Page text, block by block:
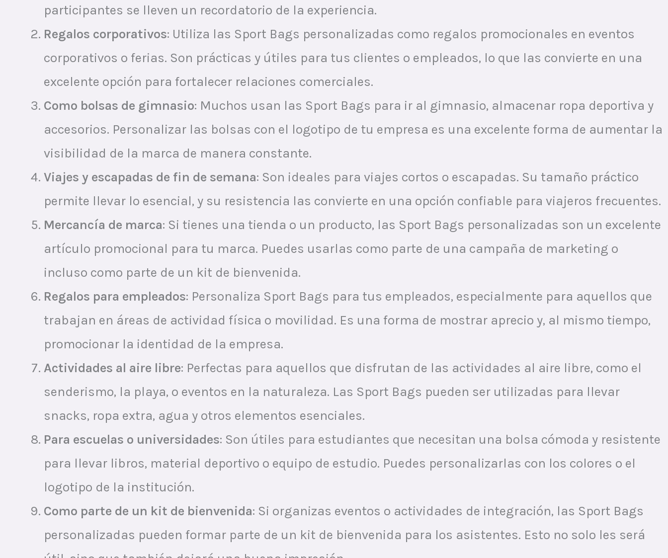
participantes se lleven un recordatorio de la experiencia.
Regalos corporativos: Utiliza las Sport Bags personalizadas como regalos promocionales en eventos
corporativos o ferias. Son prácticas y útiles para tus clientes o empleados, lo que las convierte en una
excelente opción para fortalecer relaciones comerciales.
Como bolsas de gimnasio: Muchos usan las Sport Bags para ir al gimnasio, almacenar ropa deportiva y
accesorios. Personalizar las bolsas con el logotipo de tu empresa es una excelente forma de aumentar la
visibilidad de la marca de manera constante.
Viajes y escapadas de fin de semana: Son ideales para viajes cortos o escapadas. Su tamaño práctico
permite llevar lo esencial, y su resistencia las convierte en una opción confiable para viajeros frecuentes.
Mercancía de marca: Si tienes una tienda o un producto, las Sport Bags personalizadas son un excelente
artículo promocional para tu marca. Puedes usarlas como parte de una campaña de marketing o
incluso como parte de un kit de bienvenida.
Regalos para empleados: Personaliza Sport Bags para tus empleados, especialmente para aquellos que
trabajan en áreas de actividad física o movilidad. Es una forma de mostrar aprecio y, al mismo tiempo,
promocionar la identidad de la empresa.
Actividades al aire libre: Perfectas para aquellos que disfrutan de las actividades al aire libre, como el
senderismo, la playa, o eventos en la naturaleza. Las Sport Bags pueden ser utilizadas para llevar
snacks, ropa extra, agua y otros elementos esenciales.
Para escuelas o universidades: Son útiles para estudiantes que necesitan una bolsa cómoda y resistente
para llevar libros, material deportivo o equipo de estudio. Puedes personalizarlas con los colores o el
logotipo de la institución.
Como parte de un kit de bienvenida: Si organizas eventos o actividades de integración, las Sport Bags
personalizadas pueden formar parte de un kit de bienvenida para los asistentes. Esto no solo les será